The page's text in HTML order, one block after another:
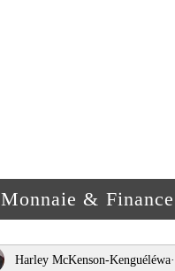
Monnaie & Finance
Harley McKenson-Kenguéléwa